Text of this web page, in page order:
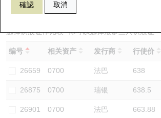
確認 取消
选择认股证作比较*你可以选择最多三只认股证
编号 相关资产 发行商 行使价
26659 0700 法巴 638
26875 0700 瑞银 638.5
26901 0700 法巴 663.88
认股证到期结算价查找
认股证分析仪
认股证速算机
认股证/牛熊证日志
正股牛熊证列表
新发行瑞银牛熊证
已收回牛熊证剩余价值
牛熊证到期结算价查找
资金流
街货统计
三十大平均引伸波幅
国指成份股
科指成份股
相关资产沽空
中资ETFs溢价比较
认股证投资者教育
牛熊证投资者教育
认股证牛熊证常问问题